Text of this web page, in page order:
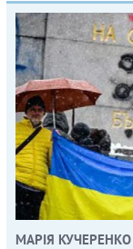
МАРІЯ КУЧЕРЕНКО